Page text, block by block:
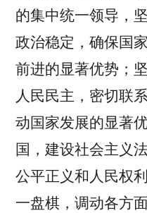
的集中统一领导，
政治稳定，确保国
前进的显著优势；
人民民主，密切联
动国家发展的显著
国，建设社会主义
公平正义和人民权
一盘棋，调动各方